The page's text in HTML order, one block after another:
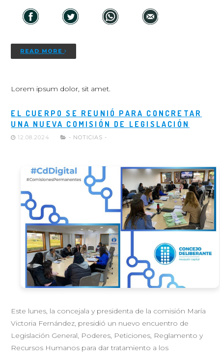
READ MORE
Lorem ipsum dolor, sit amet.
EL CUERPO SE REUNIÓ PARA CONCRETAR
UNA NUEVA COMISIÓN DE LEGISLACIÓN
12.08.2024 - NOTICIAS -
Este lunes, la concejala y presidenta de la comisión María
Victoria Fernández, presidió un nuevo encuentro de
Legislación General, Poderes, Peticiones, Reglamento y
Recursos Humanos para dar tratamiento a los